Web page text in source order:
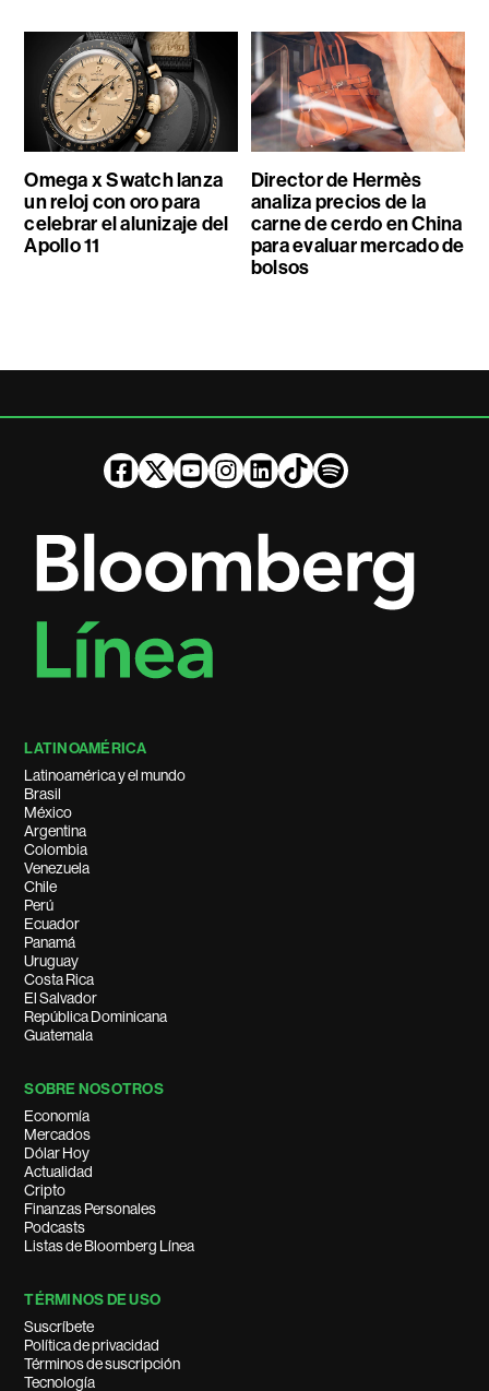
Omega x Swatch lanza
un reloj con oro para
celebrar el alunizaje del
Apollo 11
Director de Hermès
analiza precios de la
carne de cerdo en China
para evaluar mercado de
bolsos
LATINOAMÉRICA
Latinoamérica y el mundo
Brasil
México
Argentina
Colombia
Venezuela
Chile
Perú
Ecuador
Panamá
Uruguay
Costa Rica
El Salvador
República Dominicana
Guatemala
SOBRE NOSOTROS
Economía
Mercados
Dólar Hoy
Actualidad
Cripto
Finanzas Personales
Podcasts
Listas de Bloomberg Línea
TÉRMINOS DE USO
Suscríbete
Política de privacidad
Términos de suscripción
Tecnología